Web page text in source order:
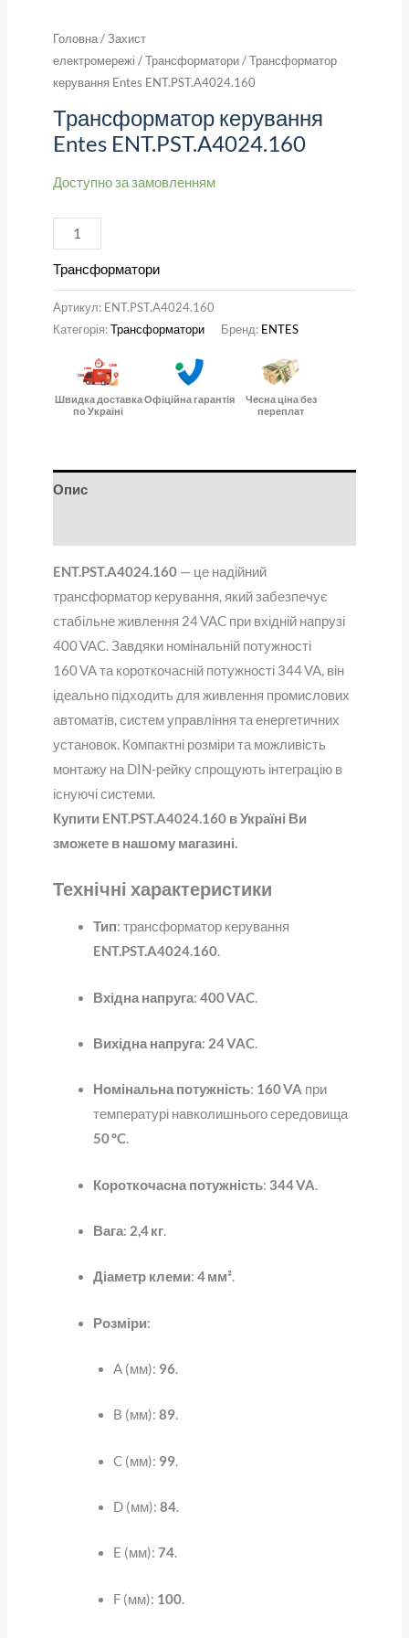
Головна/Захист
електромережі /Трансформатори/ Трансформатор
керування Entes ENT.PST.A4024.160
Трансформатор керування
Entes ENT.PST.A4024.160
Доступно за замовленням
Трансформатори
Артикул: ENT.PST.A4024.160
Категорія:Трансформатори Бренд: ENTES
Швидка доставка
по Україні
Офіційна гарантія
Чесна ціна без
переплат
Опис
ENT.PST.A4024.160— це надійний
трансформатор керування, який забезпечує
стабільне живлення 24 VAC при вхідній напрузі
400 VAC. Завдяки номінальній потужності
160 VA та короткочасній потужності 344 VA, він
ідеально підходить для живлення промислових
автоматів, систем управління та енергетичних
установок. Компактні розміри та можливість
монтажу на DIN-рейку спрощують інтеграцію в
існуючі системи.
Купити ENT.PST.A4024.160 в Україні Ви
зможете в нашому магазині.
Технічні характеристики
Тип: трансформатор керування
ENT.PST.A4024.160.
Вхідна напруга: 400 VAC.
Вихідна напруга: 24 VAC.
Номінальна потужність: 160 VA при
температурі навколишнього середовища
50 °C.
Короткочасна потужність: 344 VA.
Вага: 2,4 кг.
Діаметр клеми: 4 мм².
Розміри:
A (мм): 96.
B (мм): 89.
C (мм): 99.
D (мм): 84.
E (мм): 74.
F (мм): 100.